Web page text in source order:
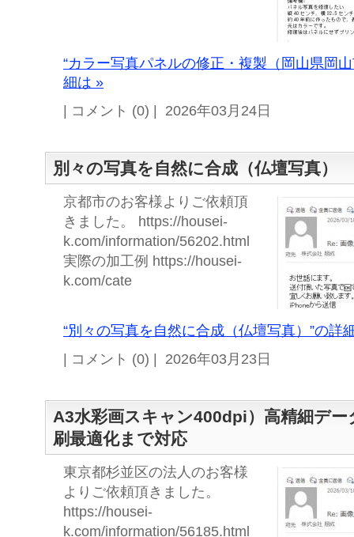
“カラー写真パネルの修正・複製（岡山県岡
細は »
| コメント (0) | 2026年03月24日
別々の写真を自然に合成（仏壇写真）
京都市のお客様よりご依頼頂
きました。 https://housei-
k.com/information/56202.html
実際の加工例 https://housei-
k.com/cate
“別々の写真を自然に合成（仏壇写真）”の詳
| コメント (0) | 2026年03月23日
A3水彩画スキャン400dpi）高精細デー
刷最適化まで対応
東京都杉並区の法人のお客様
よりご依頼頂きました。
https://housei-
k.com/information/56185.html